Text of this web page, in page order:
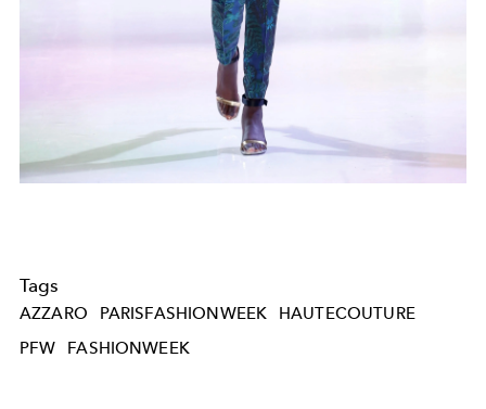
Tags
AZZARO PARISFASHIONWEEK
HAUTECOUTURE
PFW
FASHIONWEEK